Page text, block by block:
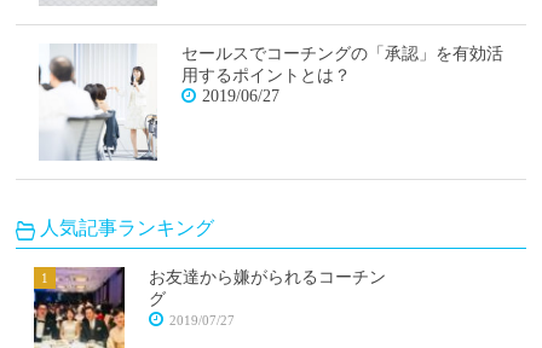
セールスでコーチングの「承認」を有効活
用するポイントとは？
2019/06/27
人気記事ランキング
お友達から嫌がられるコーチン
グ
2019/07/27